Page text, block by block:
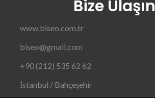
Bize Ulaşın
www.biseo.com.tr
biseo@gmail.com
+90 (212) 535 62 62
İstanbul / Bahçeşehir